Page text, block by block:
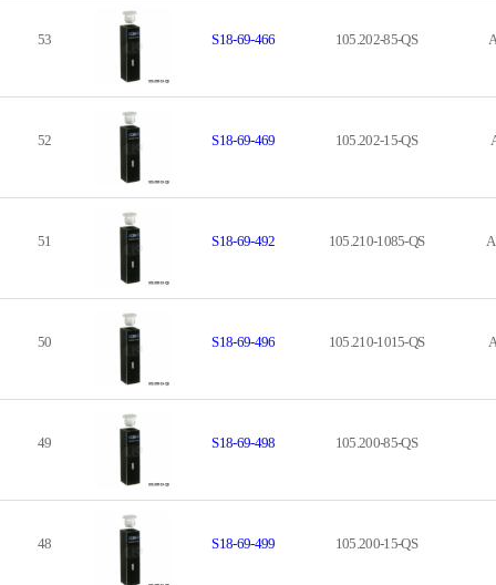
53 S18-69-466 105.202-85-QS
52 S18-69-469 105.202-15-QS
51 S18-69-492 105.210-1085-QS
50 S18-69-496 105.210-1015-QS
49 S18-69-498 105.200-85-QS
48 S18-69-499 105.200-15-QS